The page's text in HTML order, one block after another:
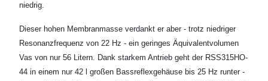
niedrig.
Dieser hohen Membranmasse verdankt er aber - trotz niedriger
Resonanzfrequenz von 22 Hz - ein geringes Äquivalentvolumen
Vas von nur 56 Litern. Dank starkem Antrieb geht der RSS315HO-
44 in einem nur 42 l großen Bassreflexgehäuse bis 25 Hz runter -